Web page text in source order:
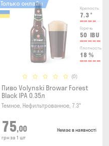
Крепость
7.3 °
Горечь
50 IBU
Плотность
18 %
(0)
Только онлайн
Пиво Volynski Browar Forest
Black IPA 0.35л
Темное, Нефильтрованное, 7.3°
75,00
грн за 1 шт
Немає в наявності